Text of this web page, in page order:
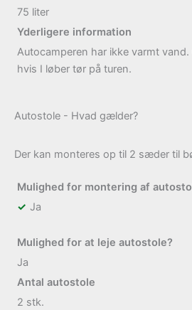
75 liter
Yderligere information
Autocamperen har ikke varmt
hvis I løber tør på turen.
Autostole - Hvad gælder?
Der kan monteres op til 2 sæder til
Mulighed for montering af
Ja
Mulighed for at leje autostole?
Ja
Antal autostole
2 stk.